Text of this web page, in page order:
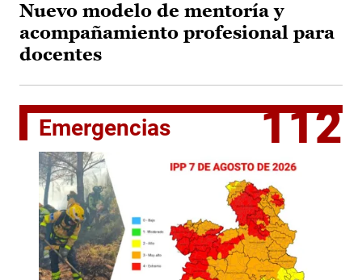
Nuevo modelo de mentoría y
acompañamiento profesional para
docentes
Emergencias 112